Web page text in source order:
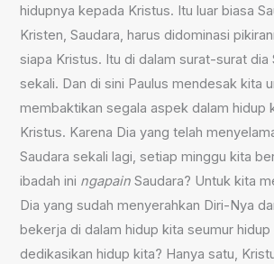
hidupnya kepada Kristus. Itu luar biasa
Kristen, Saudara, harus didominasi
siapa Kristus. Itu di dalam surat-surat dia
sekali. Dan di sini Paulus mendesak kita
membaktikan segala aspek dalam hidup
Kristus. Karena Dia yang telah
Saudara sekali lagi, setiap minggu kita
ibadah ini ngapain Saudara? Untuk kita
Dia yang sudah menyerahkan Diri-Nya
bekerja di dalam hidup kita seumur hidup
dedikasikan hidup kita? Hanya satu,